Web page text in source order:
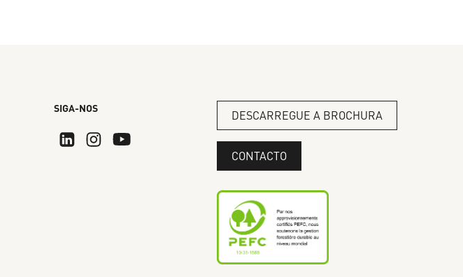
SIGA-NOS DESCARREGUE A BROCHURA
CONTACTO